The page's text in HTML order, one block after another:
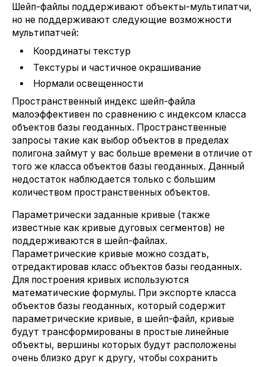
Шейп-файлы поддерживают объекты-мультипатчи,
но не поддерживают следующие возможности
мультипатчей:
Координаты текстур
Текстуры и частичное окрашивание
Нормали освещенности
Пространственный индекс шейп-файла
малоэффективен по сравнению с индексом класса
объектов базы геоданных. Пространственные
запросы такие как выбор объектов в пределах
полигона займут у вас больше времени в отличие от
того же класса объектов базы геоданных. Данный
недостаток наблюдается только с большим
количеством пространственных объектов.
Параметрически заданные кривые (также
известные как кривые дуговых сегментов) не
поддерживаются в шейп-файлах.
Параметрические кривые можно создать,
отредактировав класс объектов базы геоданных.
Для построения кривых используются
математические формулы. При экспорте класса
объектов базы геоданных, который содержит
параметрические кривые, в шейп-файл, кривые
будут трансформированы в простые линейные
объекты, вершины которых будут расположены
очень близко друг к другу, чтобы сохранить